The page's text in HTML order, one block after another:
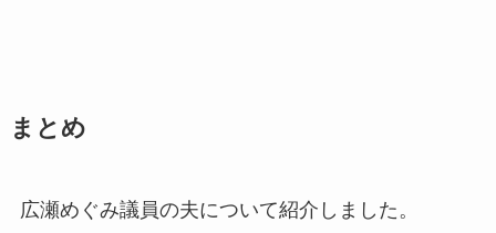
まとめ
広瀬めぐみ議員の夫について紹介しました。